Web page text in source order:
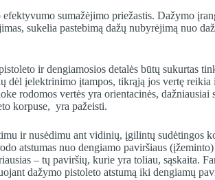
sumažėjimo priežastis. Dažymo
sukelia pastebimą dažų nubyrėjimą nuo
ir dengiamosios detalės būtų sukurtas
dėl įelektrinimo įtampos, tikrąją jos vertę
rodomos vertės yra orientacinės,
korpuse, yra pažeisti.
ir nusėdimu ant vidinių, įgilintų
atstumas nuo dengiamo paviršiaus
– tų paviršių, kurie yra toliau, sąskaita.
dažymo pistoleto atstumą iki dengiamų